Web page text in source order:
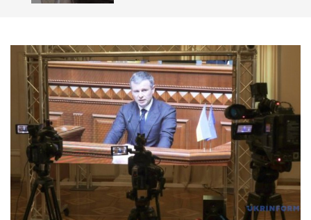
г
о
р
е
ж
и
м
у